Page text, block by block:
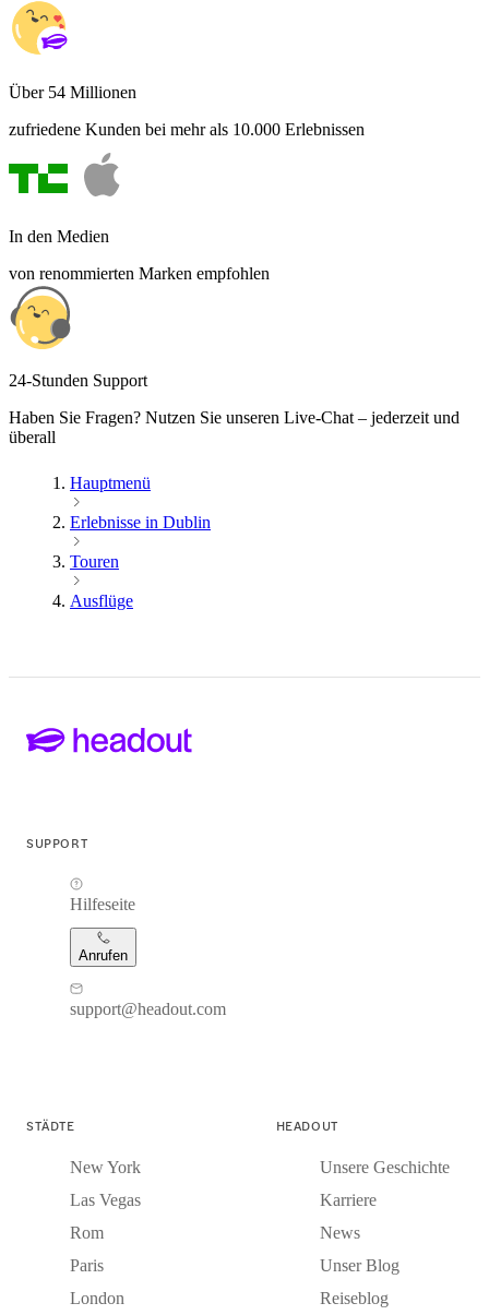
Über 54 Millionen
zufriedene Kunden bei mehr als 10.000 Erlebnissen
In den Medien
von renommierten Marken empfohlen
24-Stunden Support
Haben Sie Fragen? Nutzen Sie unseren Live-Chat – jederzeit und
überall
Hauptmenü
Erlebnisse in Dublin
Touren
Ausflüge
SUPPORT
Hilfeseite
Anrufen
support@headout.com
STÄDTE
New York
Las Vegas
Rom
Paris
London
HEADOUT
Unsere Geschichte
Karriere
News
Unser Blog
Reiseblog